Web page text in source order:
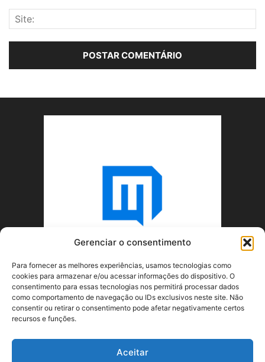
Gerenciar o consentimento
Para fornecer as melhores experiências, usamos tecnologias como
cookies para armazenar e/ou acessar informações do dispositivo. O
consentimento para essas tecnologias nos permitirá processar dados
como comportamento de navegação ou IDs exclusivos neste site. Não
consentir ou retirar o consentimento pode afetar negativamente certos
recursos e funções.
Aceitar